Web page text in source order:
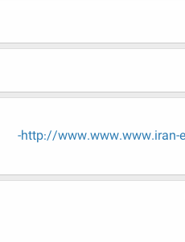
http://www.www.www.iran-eng.ir/showthread.php/216820-